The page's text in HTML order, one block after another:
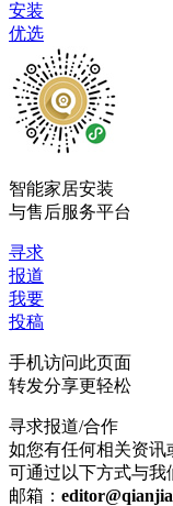
安装
优选
智能家居安装
与售后服务平台
寻求
报道
我要
投稿
手机访问此页面
转发分享更轻松
寻求报道/合作
如您有任何相关资讯
可通过以下方式与我
邮箱：